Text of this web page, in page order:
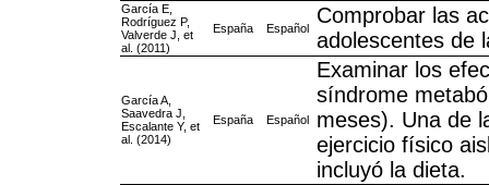
García E,
Rodríguez P,
Valverde J, et
al. (2011)
España Español
Comprobar las
adolescentes de
García A,
Saavedra J,
Escalante Y, et
al. (2014)
España Español
Examinar los
síndrome
meses). Una de
ejercicio físico
incluyó la dieta.